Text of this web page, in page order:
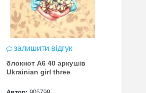
залишити відгук
блокнот А6 40 аркушів
Ukrainian girl three